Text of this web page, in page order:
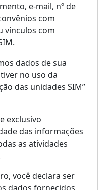
e-mail, nº de
com
vínculos com
dados de sua
no uso da
das unidades SIM”
exclusivo
das informações
as atividades
você declara ser